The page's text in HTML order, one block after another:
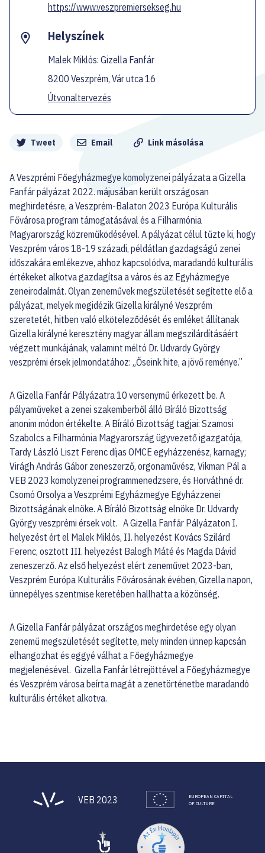
Tweet Email Link másolása
A Veszprémi Főegyházmegye komolyzenei pályázata a Gizella
Fanfár pályázat 2022. májusában került országosan
meghirdetésre, a Veszprém-Balaton 2023 Európa Kulturális
Fővárosa program támogatásával és a Filharmónia
Magyarország közreműködésével. A pályázat célul tűzte ki, hogy
Veszprém város 18-19 századi, példátlan gazdagságú zenei
időszakára emlékezve, ahhoz kapcsolódva, maradandó kulturális
értékeket alkotva gazdagítsa a város és az Egyházmegye
zeneirodalmát. Olyan zeneművek megszületését segítette elő a
pályázat, melyek megidézik Gizella királyné Veszprém
szeretetét, hitben való elköteleződését és emléket állítanak
Gizella királyné keresztény magyar állam megszilárdításáért
végzett munkájának, valamint méltó Dr. Udvardy György
veszprémi érsek jelmondatához: „Őseink hite, a jövő reménye.”
A Gizella Fanfár Pályázatra 10 versenymű érkezett be. A
pályaműveket a zenei szakemberből álló Bíráló Bizottság
anonim módon értékelte. A Bíráló Bizottság tagjai: Szamosi
Szabolcs a Filharmónia Magyarország ügyvezető igazgatója,
Tardy László Liszt Ferenc díjas OMCE egyházzenész, karnagy;
Virágh András Gábor zeneszerző, orgonaművész, Vikman Pál a
VEB 2023 komolyzenei programmenedzsere, és Horváthné dr.
Csomó Orsolya a Veszprémi Egyházmegye Egyházzenei
Bizottságának elnöke. A Bíráló Bizottság elnöke Dr. Udvardy
György veszprémi érsek volt. A Gizella Fanfár Pályázaton I.
helyezést ért el Malek Miklós, II. helyezést Kovács Szilárd
Ferenc, osztott III. helyezést Balogh Máté és Magda Dávid
zeneszerző. Az első helyezést elért zeneművet 2023-ban,
Veszprém Európa Kulturális Fővárosának évében, Gizella napon,
ünnepélyes szentmise keretében hallhatta a közönség.
A Gizella Fanfár pályázat országos meghirdetése egy olyan
zenemű megszületését segítette, mely minden ünnep kapcsán
elhangozhat és eggyé válhat a Főegyházmegye
megjelenésével. Gizella Fanfár létrejöttével a Főegyházmegye
és Veszprém városa beírta magát a zenetörténetbe maradandó
kulturális értéket alkotva.
https://www.veszpremiersekseg.hu
Helyszínek
Malek Miklós: Gizella Fanfár
8200 Veszprém, Vár utca 16
Útvonaltervezés
VEB 2023
EUROPEAN CAPITAL
OF CULTURE